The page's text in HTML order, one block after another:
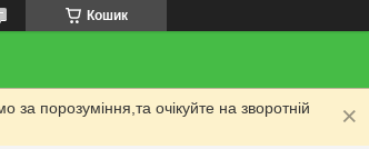
Кошик
порозуміння,та очікуйте на зворотній